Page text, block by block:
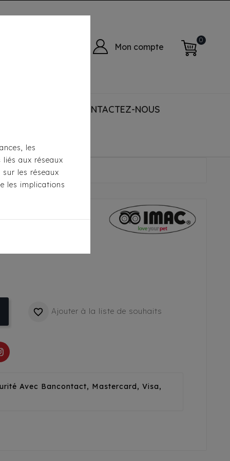
Mon compte
0
CONTACTEZ-NOUS
Fish
 Ajouter à la liste de souhaits
Avec Bancontact, Mastercard, Visa,
les
aux réseaux
les réseaux
les implications